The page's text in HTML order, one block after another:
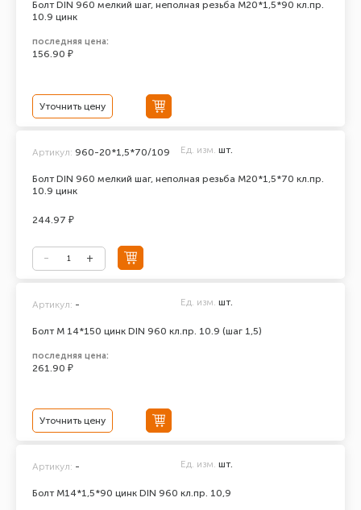
Болт DIN 960 мелкий шаг, неполная резьба М20*1,5*90 кл.пр.
10.9 цинк
последняя цена:
156.90 ₽
Уточнить цену
Болт DIN 960 мелкий шаг, неполная резьба М20*1,5*70 кл.пр.
10.9 цинк
Артикул: 960-20*1,5*70/109 Ед. изм. шт.
244.97 ₽
Болт М 14*150 цинк DIN 960 кл.пр. 10.9 (шаг 1,5)
Артикул: - Ед. изм. шт.
последняя цена:
261.90 ₽
Уточнить цену
Болт М14*1,5*90 цинк DIN 960 кл.пр. 10,9
Артикул: - Ед. изм. шт.